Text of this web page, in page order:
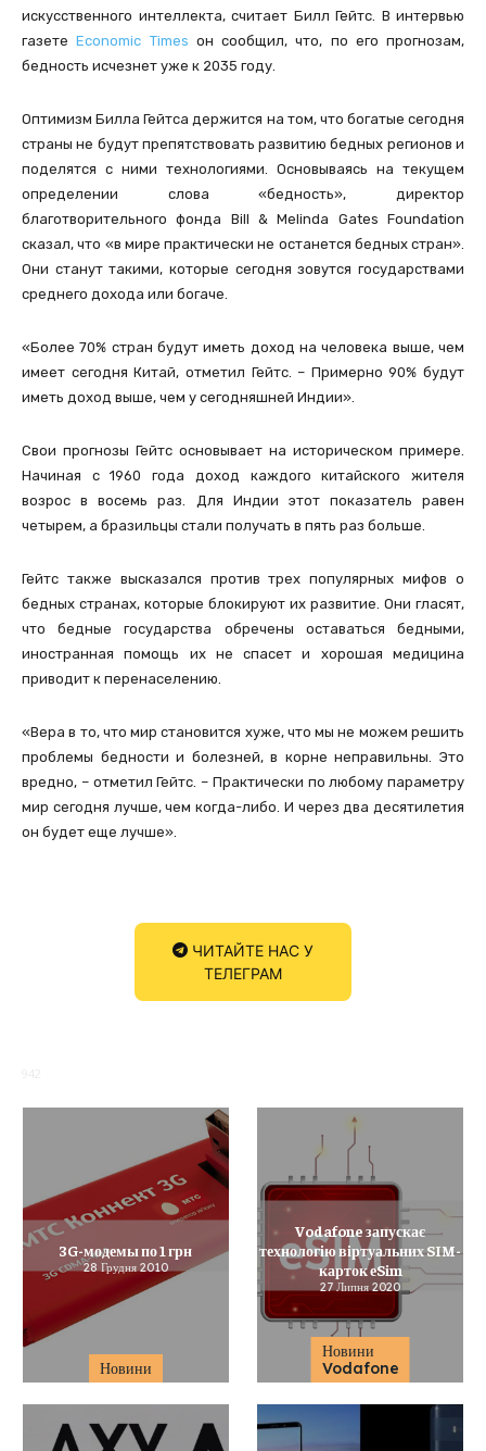
искусственного интеллекта, считает Билл Гейтс. В интервью
газетеEconomic Times он сообщил, что, по его прогнозам,
бедность исчезнет уже к 2035 году.
Оптимизм Билла Гейтса держится на том, что богатые сегодня
страны не будут препятствовать развитию бедных регионов и
поделятся с ними технологиями. Основываясь на текущем
определении слова «бедность», директор
благотворительного фонда Bill & Melinda Gates Foundation
сказал, что «в мире практически не останется бедных стран».
Они станут такими, которые сегодня зовутся государствами
среднего дохода или богаче.
«Более 70% стран будут иметь доход на человека выше, чем
имеет сегодня Китай, отметил Гейтс. – Примерно 90% будут
иметь доход выше, чем у сегодняшней Индии».
Свои прогнозы Гейтс основывает на историческом примере.
Начиная с 1960 года доход каждого китайского жителя
возрос в восемь раз. Для Индии этот показатель равен
четырем, а бразильцы стали получать в пять раз больше.
Гейтс также высказался против трех популярных мифов о
бедных странах, которые блокируют их развитие. Они гласят,
что бедные государства обречены оставаться бедными,
иностранная помощь их не спасет и хорошая медицина
приводит к перенаселению.
«Вера в то, что мир становится хуже, что мы не можем решить
проблемы бедности и болезней, в корне неправильны. Это
вредно, – отметил Гейтс. – Практически по любому параметру
мир сегодня лучше, чем когда-либо. И через два десятилетия
он будет еще лучше».
ЧИТАЙТЕ НАС У
ТЕЛЕГРАМ
Новини
3G-модемы по 1 грн
28 Грудня 2010
Новини
Vodafone
Vodafone запускає
технологію віртуальних SIM-
карток еSim
27 Липня 2020